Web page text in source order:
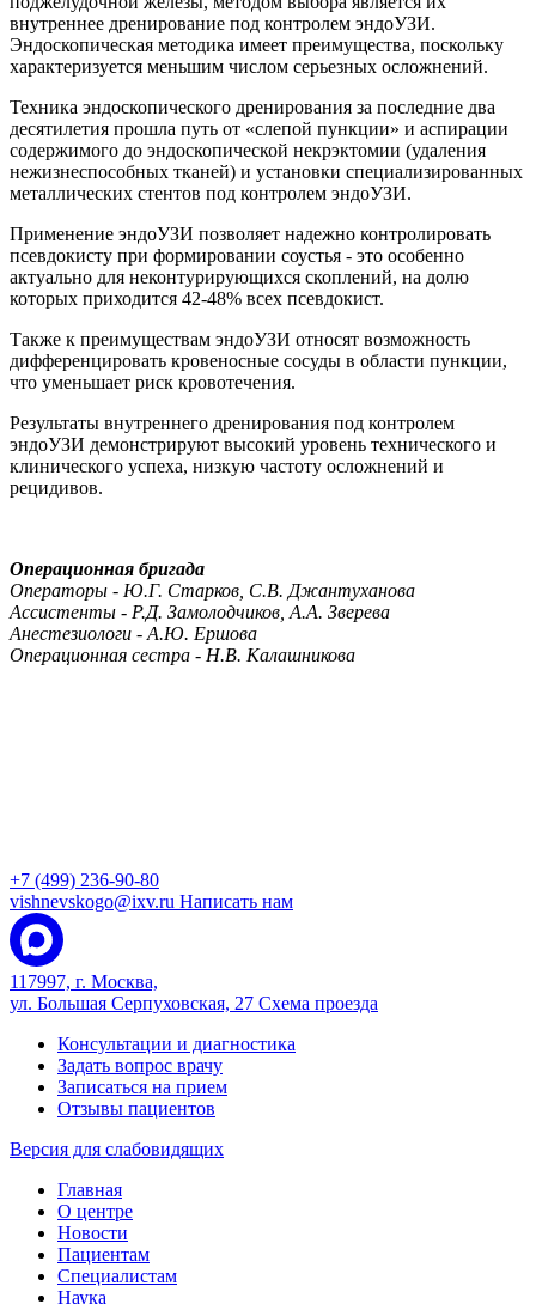
внутреннее дренирование под контролем эндоУЗИ.
Эндоскопическая методика имеет преимущества, поскольку
характеризуется меньшим числом серьезных осложнений.
Техника эндоскопического дренирования за последние два
десятилетия прошла путь от «слепой пункции» и аспирации
содержимого до эндоскопической некрэктомии (удаления
нежизнеспособных тканей) и установки специализированных
металлических стентов под контролем эндоУЗИ.
Применение эндоУЗИ позволяет надежно контролировать
псевдокисту при формировании соустья - это особенно
актуально для неконтурирующихся скоплений, на долю
которых приходится 42-48% всех псевдокист.
Также к преимуществам эндоУЗИ относят возможность
дифференцировать кровеносные сосуды в области пункции,
что уменьшает риск кровотечения.
Результаты внутреннего дренирования под контролем
эндоУЗИ демонстрируют высокий уровень технического и
клинического успеха, низкую частоту осложнений и
рецидивов.
Операционная бригада
Операторы - Ю.Г. Старков, С.В. Джантуханова
Ассистенты - Р.Д. Замолодчиков, А.А. Зверева
Анестезиологи - А.Ю. Ершова
Операционная сестра - Н.В. Калашникова
+7 (499) 236-90-80
vishnevskogo@ixv.ru Написать нам
117997, г. Москва,
ул. Большая Серпуховская, 27 Схема проезда
Консультации и диагностика
Задать вопрос врачу
Записаться на прием
Отзывы пациентов
Версия для слабовидящих
Главная
О центре
Новости
Пациентам
Специалистам
Наука